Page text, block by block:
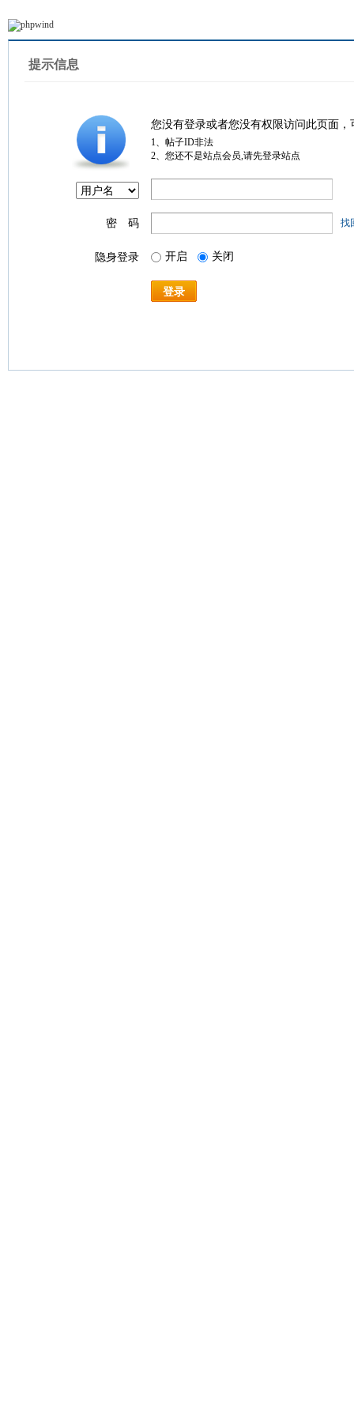
提示信息
您没有登录或者您没有权限访问此页面
1、帖子ID非法
2、您还不是站点会员,请先登录站点
密 码 找
隐身登录 开启 关闭
登录